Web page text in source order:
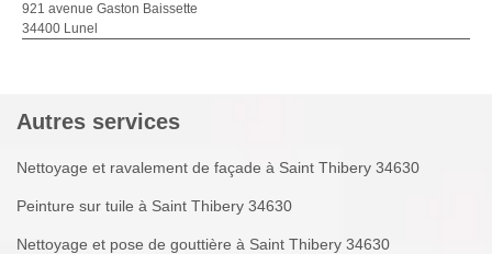
921 avenue Gaston Baissette
34400 Lunel
Autres services
Nettoyage et ravalement de façade à Saint Thibery 34630
Peinture sur tuile à Saint Thibery 34630
Nettoyage et pose de gouttière à Saint Thibery 34630